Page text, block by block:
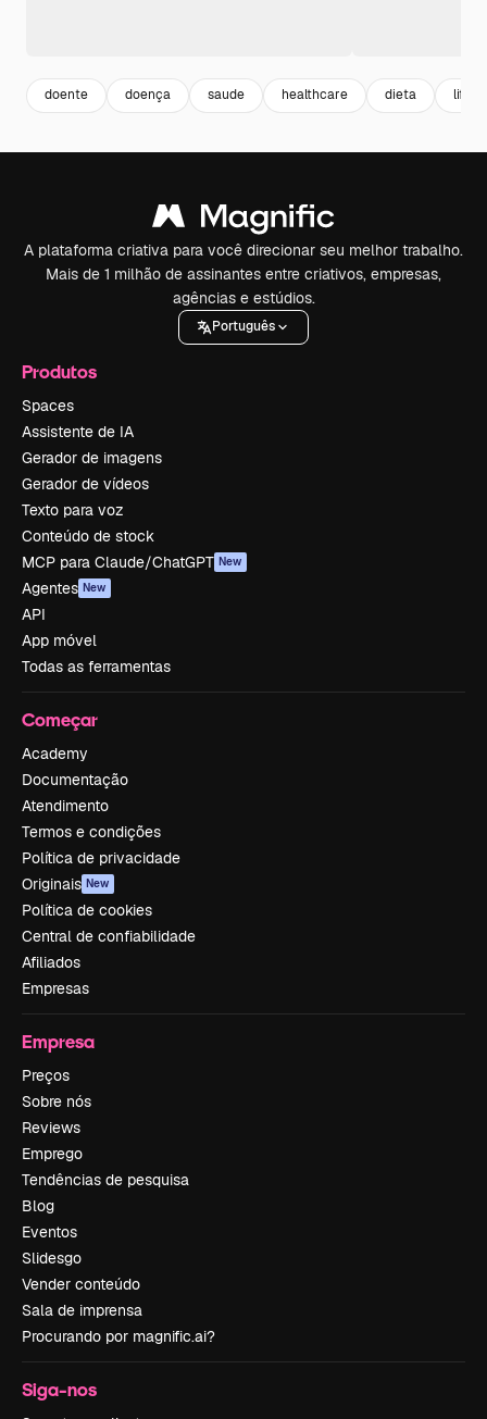
doente doença saude healthcare dieta
A plataforma criativa para você direcionar seu melhor trabalho.
Mais de 1 milhão de assinantes entre criativos, empresas,
agências e estúdios.
Português
Produtos
Spaces
Assistente de IA
Gerador de imagens
Gerador de vídeos
Texto para voz
Conteúdo de stock
MCP para Claude/ChatGPT New
Agentes New
API
App móvel
Todas as ferramentas
Começar
Academy
Documentação
Atendimento
Termos e condições
Política de privacidade
Originais New
Política de cookies
Central de confiabilidade
Afiliados
Empresas
Empresa
Preços
Sobre nós
Reviews
Emprego
Tendências de pesquisa
Blog
Eventos
Slidesgo
Vender conteúdo
Sala de imprensa
Procurando por magnific.ai?
Siga-nos